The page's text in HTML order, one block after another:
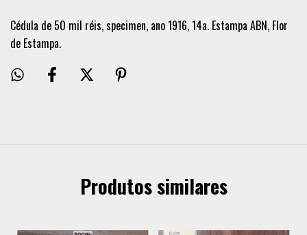
Cédula de 50 mil réis, specimen, ano 1916, 14a. Estampa ABN, Flor
de Estampa.
Produtos similares